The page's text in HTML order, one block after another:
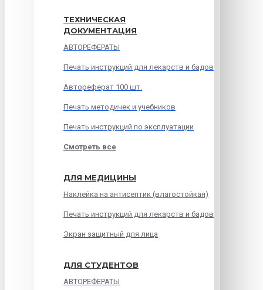
ТЕХНИЧЕСКАЯ
ДОКУМЕНТАЦИЯ
АВТОРЕФЕРАТЫ
Печать инструкций для лекарств и бадов
Автореферат 100 шт.
Печать методичек и учебников
Печать инструкций по эксплуатации
Смотреть все
ДЛЯ МЕДИЦИНЫ
Наклейка на антисептик (влагостойкая)
Печать инструкций для лекарств и бадов
Экран защитный для лица
ДЛЯ СТУДЕНТОВ
АВТОРЕФЕРАТЫ